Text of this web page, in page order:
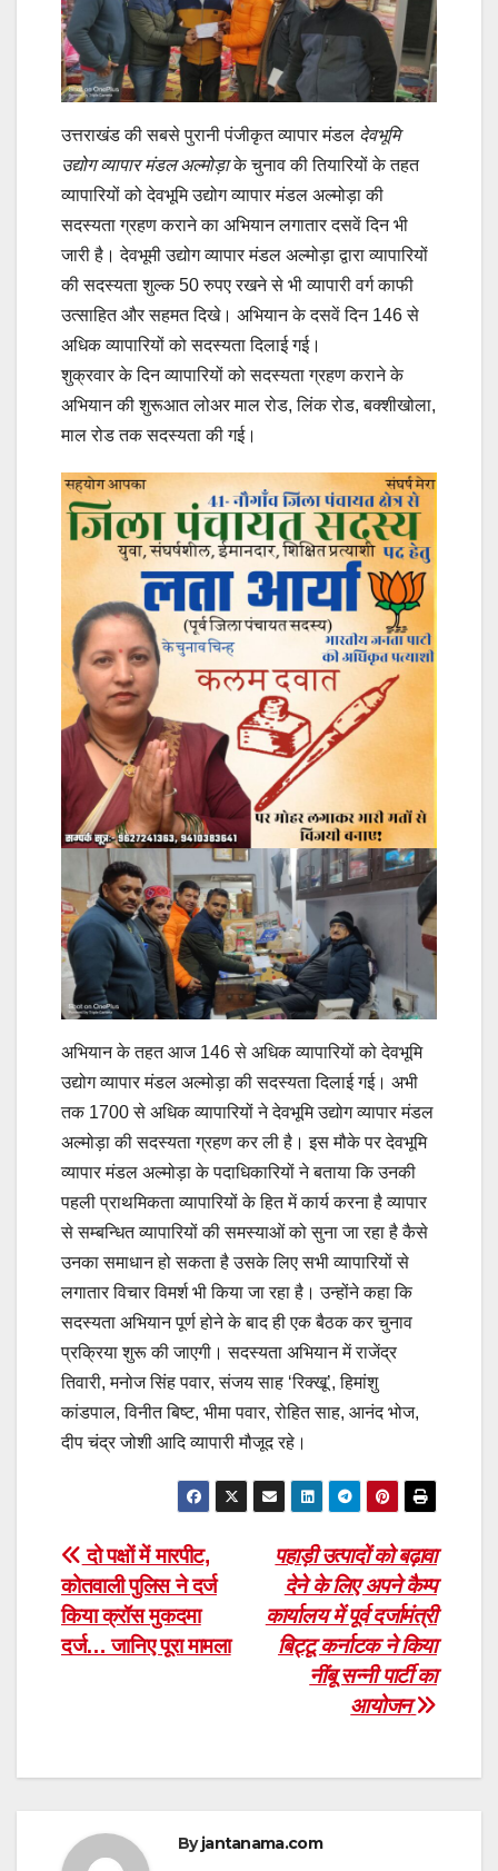
उत्तराखंड की सबसे पुरानी पंजीकृत व्यापार मंडल देवभूमि
उद्योग व्यापार मंडल अल्मोड़ाके चुनाव की तियारियों के तहत
व्यापारियों को देवभूमि उद्योग व्यापार मंडल अल्मोड़ा की
सदस्यता ग्रहण कराने का अभियान लगातार दसवें दिन भी
जारी है। देवभूमी उद्योग व्यापार मंडल अल्मोड़ा द्वारा व्यापारियों
की सदस्यता शुल्क 50 रुपए रखने से भी व्यापारी वर्ग काफी
उत्साहित और सहमत दिखे। अभियान के दसवें दिन 146 से
अधिक व्यापारियों को सदस्यता दिलाई गई।
शुक्रवार के दिन व्यापारियों को सदस्यता ग्रहण कराने के
अभियान की शुरूआत लोअर माल रोड, लिंक रोड, बक्शीखोला,
माल रोड तक सदस्यता की गई।
अभियान के तहत आज 146 से अधिक व्यापारियों को देवभूमि
उद्योग व्यापार मंडल अल्मोड़ा की सदस्यता दिलाई गई। अभी
तक 1700 से अधिक व्यापारियों ने देवभूमि उद्योग व्यापार मंडल
अल्मोड़ा की सदस्यता ग्रहण कर ली है। इस मौके पर देवभूमि
व्यापार मंडल अल्मोड़ा के पदाधिकारियों ने बताया कि उनकी
पहली प्राथमिकता व्यापारियों के हित में कार्य करना है व्यापार
से सम्बन्धित व्यापारियों की समस्याओं को सुना जा रहा है कैसे
उनका समाधान हो सकता है उसके लिए सभी व्यापारियों से
लगातार विचार विमर्श भी किया जा रहा है। उन्होंने कहा कि
सदस्यता अभियान पूर्ण होने के बाद ही एक बैठक कर चुनाव
प्रक्रिया शुरू की जाएगी। सदस्यता अभियान में राजेंद्र
तिवारी, मनोज सिंह पवार, संजय साह ‘रिक्खू’, हिमांशु
कांडपाल, विनीत बिष्ट, भीमा पवार, रोहित साह, आनंद भोज,
दीप चंद्र जोशी आदि व्यापारी मौजूद रहे।
Post
navigation
पहाड़ी उत्पादों को बढ़ावा
देने के लिए अपने कैम्प
कार्यालय मेंपूर्व दर्जामंत्री
बिट्टू कर्नाटक ने किया
नींबू सन्नी पार्टी का
आयोजन
दो पक्षों में मारपीट,
कोतवाली पुलिस ने दर्ज
किया क्रॉस मुकदमा
दर्ज… जानिए पूरा मामला
Byjantanama.com